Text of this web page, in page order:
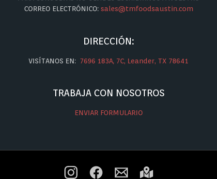
CORREO ELECTRÓNICO: sales@tmfoodsaustin.com
DIRECCIÓN:
VISÍTANOS EN: 7696 183A, 7C, Leander, TX 78641
TRABAJA CON NOSOTROS
ENVIAR FORMULARIO